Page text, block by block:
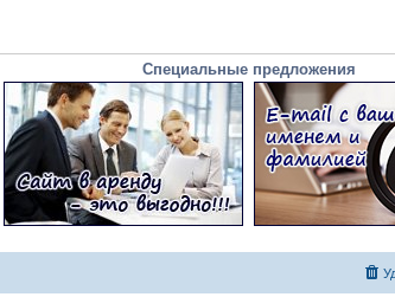
Специальные предложения